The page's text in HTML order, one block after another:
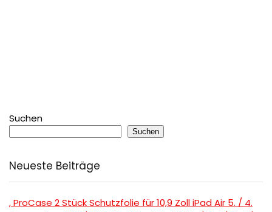
Suchen
Suchen
Neueste Beiträge
, ProCase 2 Stück Schutzfolie für 10,9 Zoll iPad Air 5. / 4.